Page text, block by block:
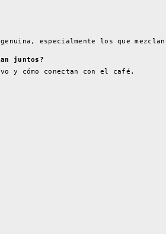
genuina, especialmente los que
juntos?
y cómo conectan con el café.